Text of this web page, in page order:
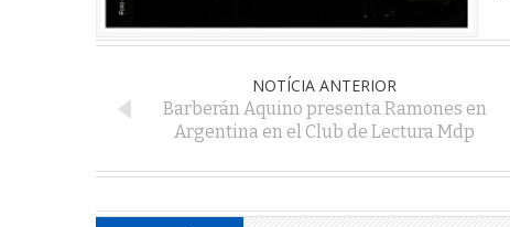
NOTÍCIA ANTERIOR
Barberán Aquino presenta Ramones en
Argentina en el Club de Lectura Mdp